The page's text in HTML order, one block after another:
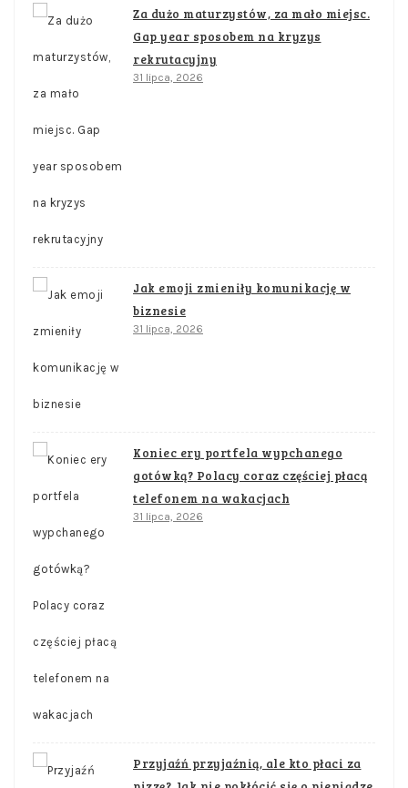
Za dużo maturzystów, za mało miejsc.
Gap year sposobem na kryzys
rekrutacyjny
31 lipca, 2026
Jak emoji zmieniły komunikację w
biznesie
31 lipca, 2026
Koniec ery portfela wypchanego
gotówką? Polacy coraz częściej płacą
telefonem na wakacjach
31 lipca, 2026
Przyjaźń przyjaźnią, ale kto płaci za